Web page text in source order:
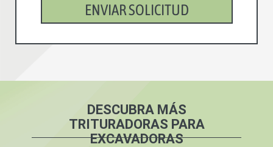
ENVIAR SOLICITUD
DESCUBRA MÁS
TRITURADORAS PARA
EXCAVADORAS